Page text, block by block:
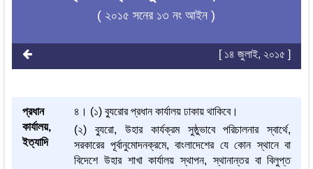
( ২০১৫ সনের ১৩ নং আইন )
[ ১৪ জুলাই, ২০১৫ ]
প্রধান
কার্যালয়,
ইত্যাদি
৪। (১) ব্যুরোর প্রধান কার্যালয় ঢাকায় থাকিবে।
(২) ব্যুরো, উহার কার্যক্রম সুষ্ঠুভাবে পরিচালনার স্বার্থে,
সরকারের পূর্বানুমোদনক্রমে, বাংলাদেশের যে কোন স্থানে বা
বিদেশে উহার শাখা কার্যালয় স্থাপন, স্থানান্তর বা বিলুপ্ত